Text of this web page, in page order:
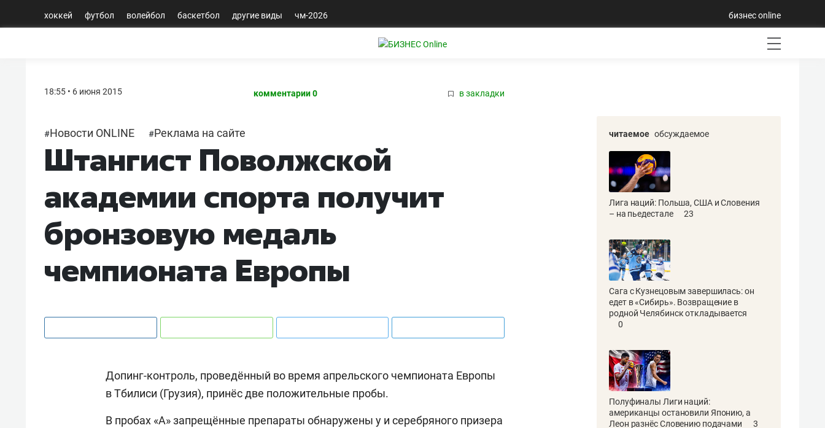
хоккей футбол волейбол баскетбол другие виды чм-2026 бизнес online
18:55 • 6 июня 2015 комментарии 0 в закладки
#Новости ONLINE #Реклама на сайте
Штангист Поволжской
академии спорта получит
бронзовую медаль
чемпионата Европы
Допинг-контроль, проведённый во время апрельского чемпионата Европы
в Тбилиси (Грузия), принёс две положительные пробы.
В пробах «А» запрещённые препараты обнаружены у и серебряного призера
читаемое обсуждаемое
Лига наций: Польша, США и Словения
– на пьедестале
23
Сага с Кузнецовым завершилась: он
едет в «Сибирь». Возвращение в
родной Челябинск откладывается
0
Полуфиналы Лиги наций:
американцы остановили Японию, а
Леон разнёс Словению подачами
3